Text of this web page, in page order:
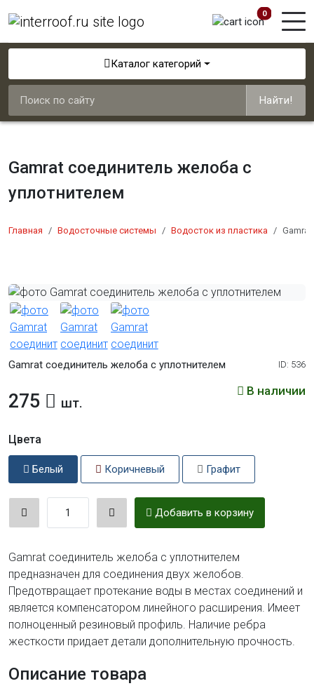
0
Каталог категорий
Найти!
Gamrat соединитель желоба с
уплотнителем
Главная Водосточные системы Водосток из пластика
Gamrat соединитель желоба с уплотнителем ID: 536
В наличии
275 шт.
Цвета
Белый Коричневый Графит
Добавить в корзину
Gamrat соединитель желоба с уплотнителем
предназначен для соединения двух желобов.
Предотвращает протекание воды в местах соединений и
является компенсатором линейного расширения. Имеет
полноценный резиновый профиль. Наличие ребра
жесткости придает детали дополнительную прочность.
Описание товара